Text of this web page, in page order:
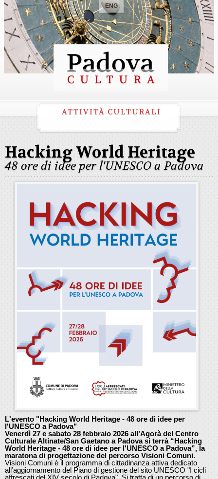
ENG
ATTIVITÀ CULTURALI
Hacking World Heritage
48 ore di idee per l'UNESCO a Padova
L'evento "Hacking World Heritage - 48 ore di idee per
l'UNESCO a Padova"
Venerdì 27 e sabato 28 febbraio 2026 all’Agorà del Centro
Culturale Altinate/San Gaetano a Padova si terrà “Hacking
World Heritage - 48 ore di idee per l'UNESCO a Padova”, la
maratona di progettazione del percorso Visioni Comuni.
Visioni Comuni è il programma di cittadinanza attiva dedicato
all’aggiornamento del Piano di gestione del sito UNESCO "I cicli
affrescati del XIV secolo di Padova". Si tratta di un percorso di